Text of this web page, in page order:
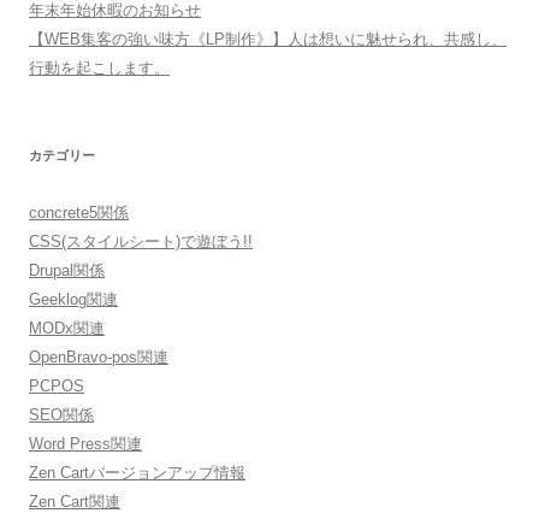
年末年始休暇のお知らせ
【WEB集客の強い味方《LP制作》】人は想いに魅せられ、共感し、
行動を起こします。
カテゴリー
concrete5関係
CSS(スタイルシート)で遊ぼう!!
Drupal関係
Geeklog関連
MODx関連
OpenBravo-pos関連
PCPOS
SEO関係
Word Press関連
Zen Cartバージョンアップ情報
Zen Cart関連